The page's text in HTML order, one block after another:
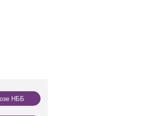
НББ